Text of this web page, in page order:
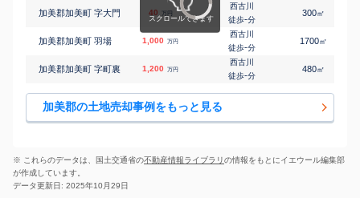
加美郡加美町 字大門 40 万円
西古川
徒歩-分
300㎡
加美郡加美町 羽場 1,000 万円
西古川
徒歩-分
1700㎡
加美郡加美町 字町裏 1,200 万円
西古川
徒歩-分
480㎡
加美郡の土地売却事例をもっと見る
※ これらのデータは、国土交通省の不動産情報ライブラリの情報をもとにイエウール編集部
が作成しています。
データ更新日: 2025年10月29日